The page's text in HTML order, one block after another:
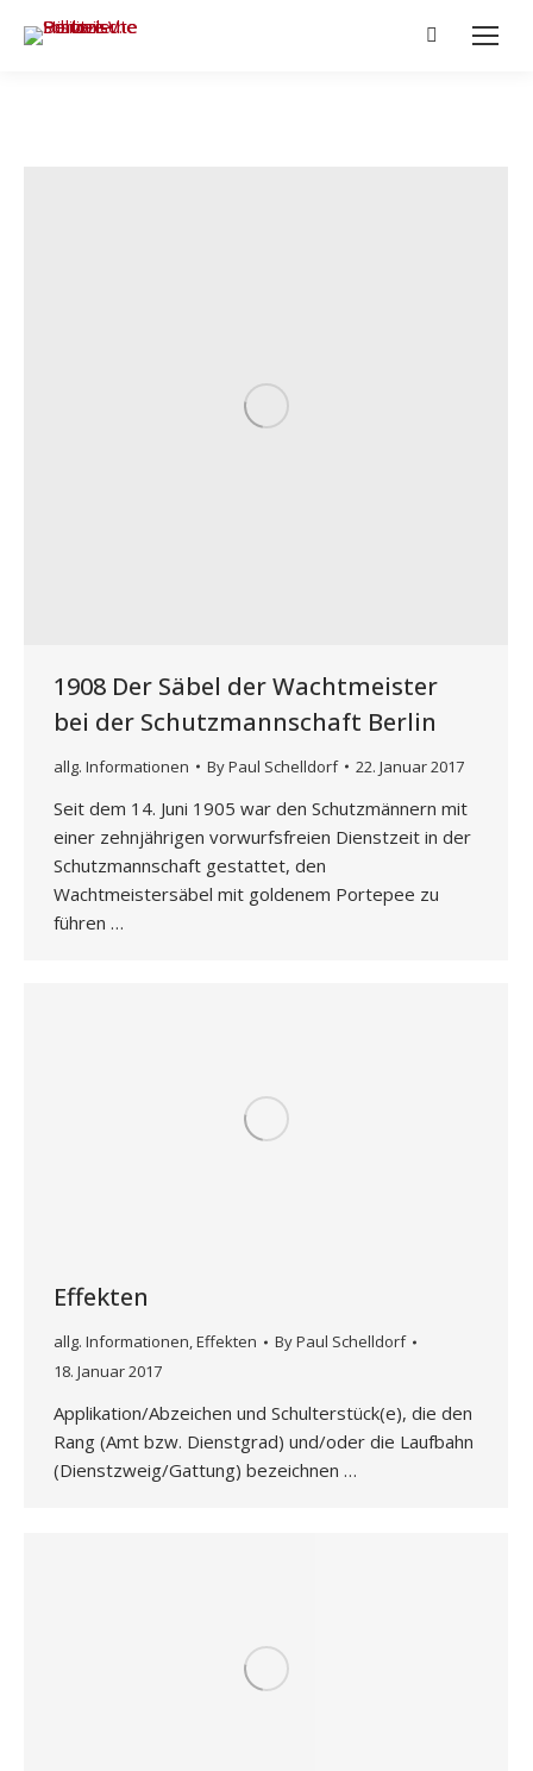
Search:
1908 Der Säbel der Wachtmeister
bei der Schutzmannschaft Berlin
allg. Informationen ByPaul Schelldorf 22. Januar 2017
Seit dem 14. Juni 1905 war den Schutzmännern mit
einer zehnjährigen vorwurfsfreien Dienstzeit in der
Schutzmannschaft gestattet, den
Wachtmeistersäbel mit goldenem Portepee zu
führen …
Effekten
allg. Informationen,Effekten ByPaul Schelldorf
18. Januar 2017
Applikation/Abzeichen und Schulterstück(e), die den
Rang (Amt bzw. Dienstgrad) und/oder die Laufbahn
(Dienstzweig/Gattung) bezeichnen …